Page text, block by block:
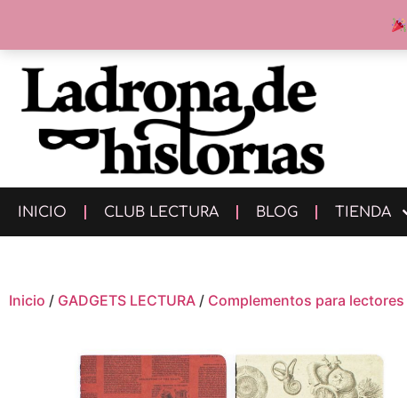
INICIO CLUB LECTURA BLOG TIENDA
Inicio / GADGETS LECTURA / Complementos para lectores